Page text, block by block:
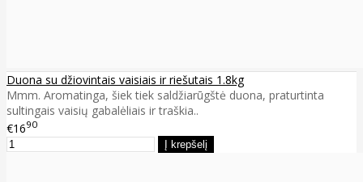
Duona su džiovintais vaisiais ir riešutais 1.8kg
Mmm. Aromatinga, šiek tiek saldžiarūgštė duona, praturtinta
sultingais vaisių gabalėliais ir traškia..
€1690